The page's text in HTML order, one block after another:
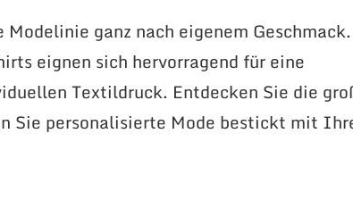
ganz nach eigenem Geschmack.
eignen sich hervorragend für eine
Textildruck. Entdecken Sie die
Sie personalisierte Mode bestickt mit